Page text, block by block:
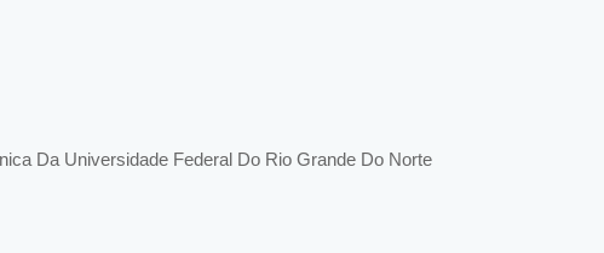
Da Universidade Federal Do Rio Grande Do Norte